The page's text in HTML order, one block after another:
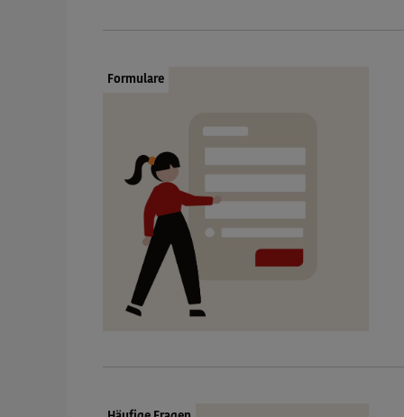
Dokumenttyp:
Formulare